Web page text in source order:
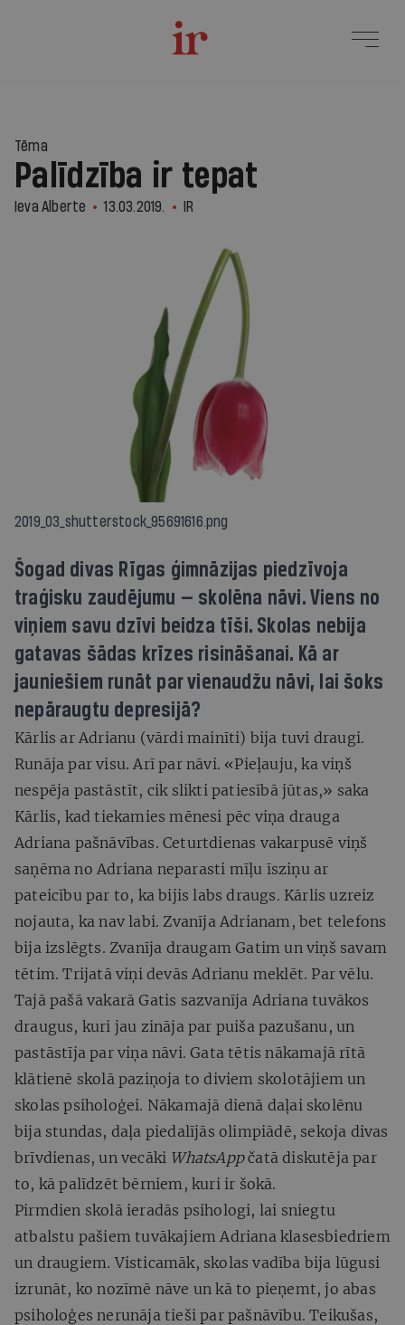
Tēma
Palīdzība ir tepat
Ieva Alberte 13.03.2019. IR
2019_03_shutterstock_95691616.png
Šogad divas Rīgas ģimnāzijas piedzīvoja
traģisku zaudējumu — skolēna nāvi. Viens no
viņiem savu dzīvi beidza tīši. Skolas nebija
gatavas šādas krīzes risināšanai. Kā ar
jauniešiem runāt par vienaudžu nāvi, lai šoks
nepāraugtu depresijā?
Kārlis ar Adrianu (vārdi mainīti) bija tuvi draugi.
Runāja par visu. Arī par nāvi. «Pieļauju, ka viņš
nespēja pastāstīt, cik slikti patiesībā jūtas,» saka
Kārlis, kad tiekamies mēnesi pēc viņa drauga
Adriana pašnāvības. Ceturtdienas vakarpusē viņš
saņēma no Adriana neparasti mīļu īsziņu ar
pateicību par to, ka bijis labs draugs. Kārlis uzreiz
nojauta, ka nav labi. Zvanīja Adrianam, bet telefons
bija izslēgts. Zvanīja draugam Gatim un viņš savam
tētim. Trijatā viņi devās Adrianu meklēt. Par vēlu.
Tajā pašā vakarā Gatis sazvanīja Adriana tuvākos
draugus, kuri jau zināja par puiša pazušanu, un
pastāstīja par viņa nāvi. Gata tētis nākamajā rītā
klātienē skolā paziņoja to diviem skolotājiem un
skolas psiholoģei. Nākamajā dienā daļai skolēnu
bija stundas, daļa piedalījās olimpiādē, sekoja divas
brīvdienas, un vecāki WhatsAppčatā diskutēja par
to, kā palīdzēt bērniem, kuri ir šokā.
Pirmdien skolā ieradās psihologi, lai sniegtu
atbalstu pašiem tuvākajiem Adriana klasesbiedriem
un draugiem. Visticamāk, skolas vadība bija lūgusi
izrunāt, ko nozīmē nāve un kā to pieņemt, jo abas
psiholoģes nerunāja tieši par pašnāvību. Teikušas,